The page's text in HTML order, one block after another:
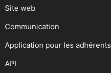
Site web
Communication
Application pour les adhérents
API